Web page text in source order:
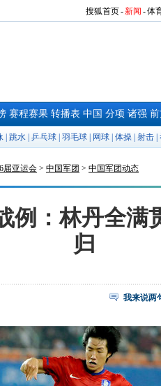
搜狐首页-新闻 -体
赛程赛果 转播表 中国 分项 诸强
跳水 乒乓球 羽毛球 网球 体操 射击
届亚运会 > 中国军团 > 中国军团动态
例：林丹全满
归
我来说两